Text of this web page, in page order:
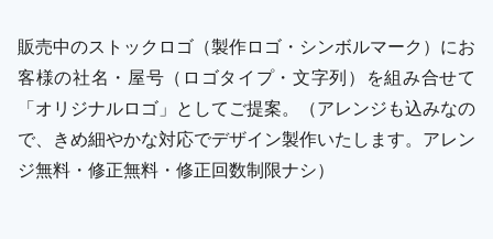
販売中のストックロゴ（製作ロゴ・シンボルマーク）にお
客様の社名・屋号（ロゴタイプ・文字列）を組み合せて
「オリジナルロゴ」としてご提案。（アレンジも込みなの
で、きめ細やかな対応でデザイン製作いたします。アレン
ジ無料・修正無料・修正回数制限ナシ）